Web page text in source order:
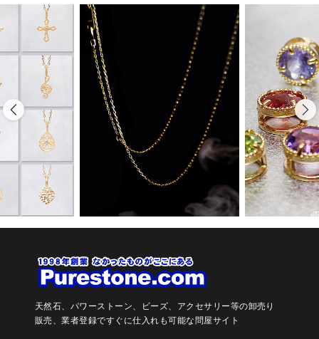
天然石、パワーストーン、ビーズ、アクセサリー等の卸売り
販売、業者登録ですぐに仕入れも可能な問屋サイト